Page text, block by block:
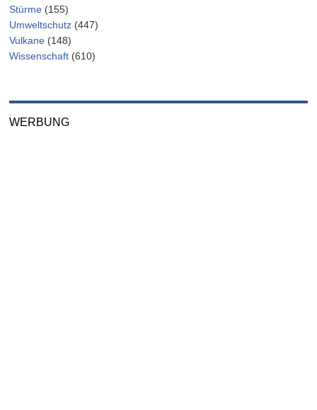
Stürme (155)
Umweltschutz (447)
Vulkane (148)
Wissenschaft (610)
WERBUNG